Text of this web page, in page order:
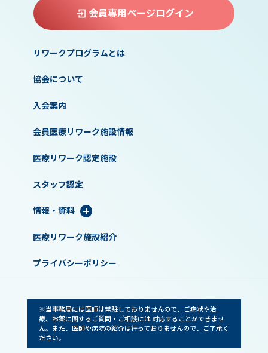
会員専用ページログイン
リワークプログラムとは
協会について
入会案内
会員医療リワーク施設情報
医療リワーク認定施設
スタッフ認定
情報・資料
医療リワーク施設紹介
プライバシーポリシー
※当事務局には医師は常駐しておりませんので、ご病状や治
療、お薬に関するご質問・ご相談には 対応することができませ
ん。また、医師や病院の紹介は行っておりませんので、ご了承く
ださい。